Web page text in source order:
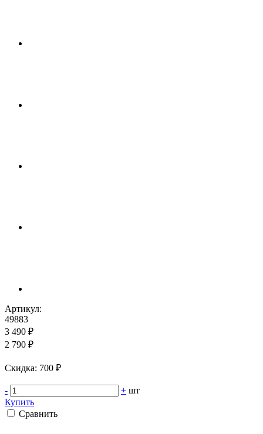
Артикул:
49883
3 490 ₽
2 790 ₽
Cкидка: 700 ₽
- + шт
Купить
Сравнить